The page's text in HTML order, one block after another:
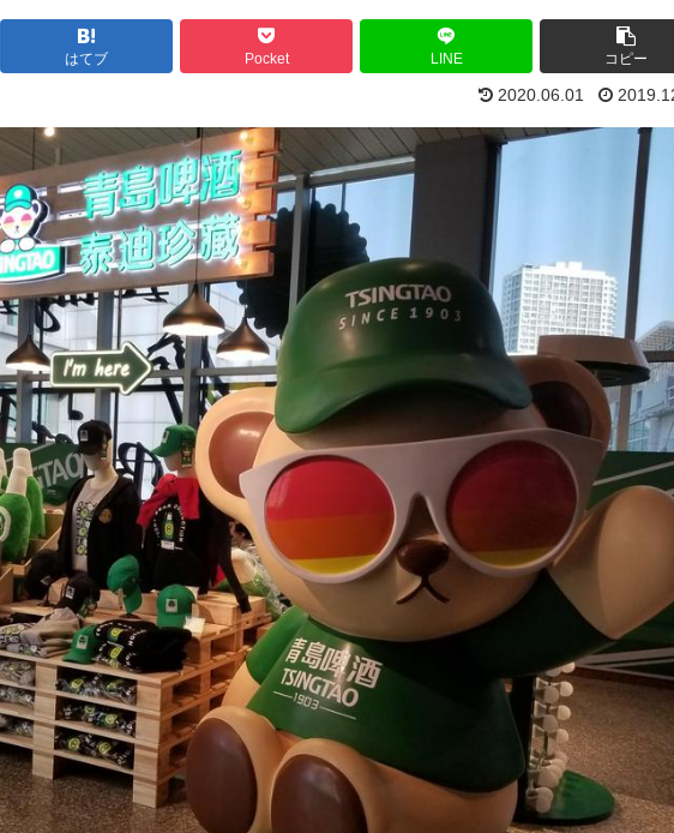
はてブ Pocket LINE コピー
2020.06.01